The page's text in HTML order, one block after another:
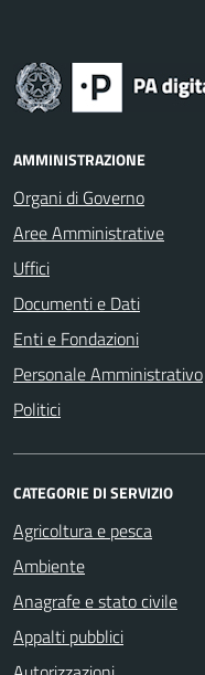
AMMINISTRAZIONE
Organi di Governo
Aree Amministrative
Uffici
Documenti e Dati
Enti e Fondazioni
Personale Amministrativo
Politici
CATEGORIE DI SERVIZIO
Agricoltura e pesca
Ambiente
Anagrafe e stato civile
Appalti pubblici